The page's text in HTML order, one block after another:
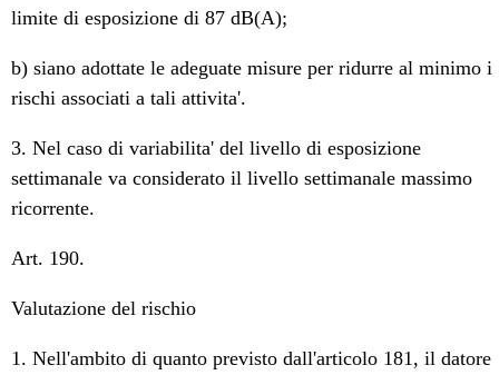
limite di esposizione di 87 dB(A);
b) siano adottate le adeguate misure per ridurre al minimo i
rischi associati a tali attivita'.
3. Nel caso di variabilita' del livello di esposizione
settimanale va considerato il livello settimanale massimo
ricorrente.
Art. 190.
Valutazione del rischio
1. Nell'ambito di quanto previsto dall'articolo 181, il datore